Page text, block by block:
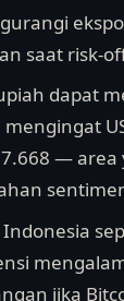
saat risk-
dapat
— area
jika